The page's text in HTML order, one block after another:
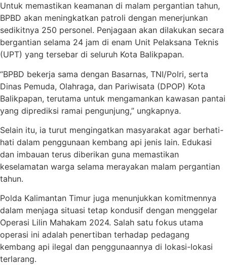
Untuk memastikan keamanan di malam pergantian tahun,
BPBD akan meningkatkan patroli dengan menerjunkan
sedikitnya 250 personel. Penjagaan akan dilakukan secara
bergantian selama 24 jam di enam Unit Pelaksana Teknis
(UPT) yang tersebar di seluruh Kota Balikpapan.
“BPBD bekerja sama dengan Basarnas, TNI/Polri, serta
Dinas Pemuda, Olahraga, dan Pariwisata (DPOP) Kota
Balikpapan, terutama untuk mengamankan kawasan pantai
yang diprediksi ramai pengunjung,” ungkapnya.
Selain itu, ia turut mengingatkan masyarakat agar berhati-
hati dalam penggunaan kembang api jenis lain. Edukasi
dan imbauan terus diberikan guna memastikan
keselamatan warga selama merayakan malam pergantian
tahun.
Polda Kalimantan Timur juga menunjukkan komitmennya
dalam menjaga situasi tetap kondusif dengan menggelar
Operasi Lilin Mahakam 2024. Salah satu fokus utama
operasi ini adalah penertiban terhadap pedagang
kembang api ilegal dan penggunaannya di lokasi-lokasi
terlarang.